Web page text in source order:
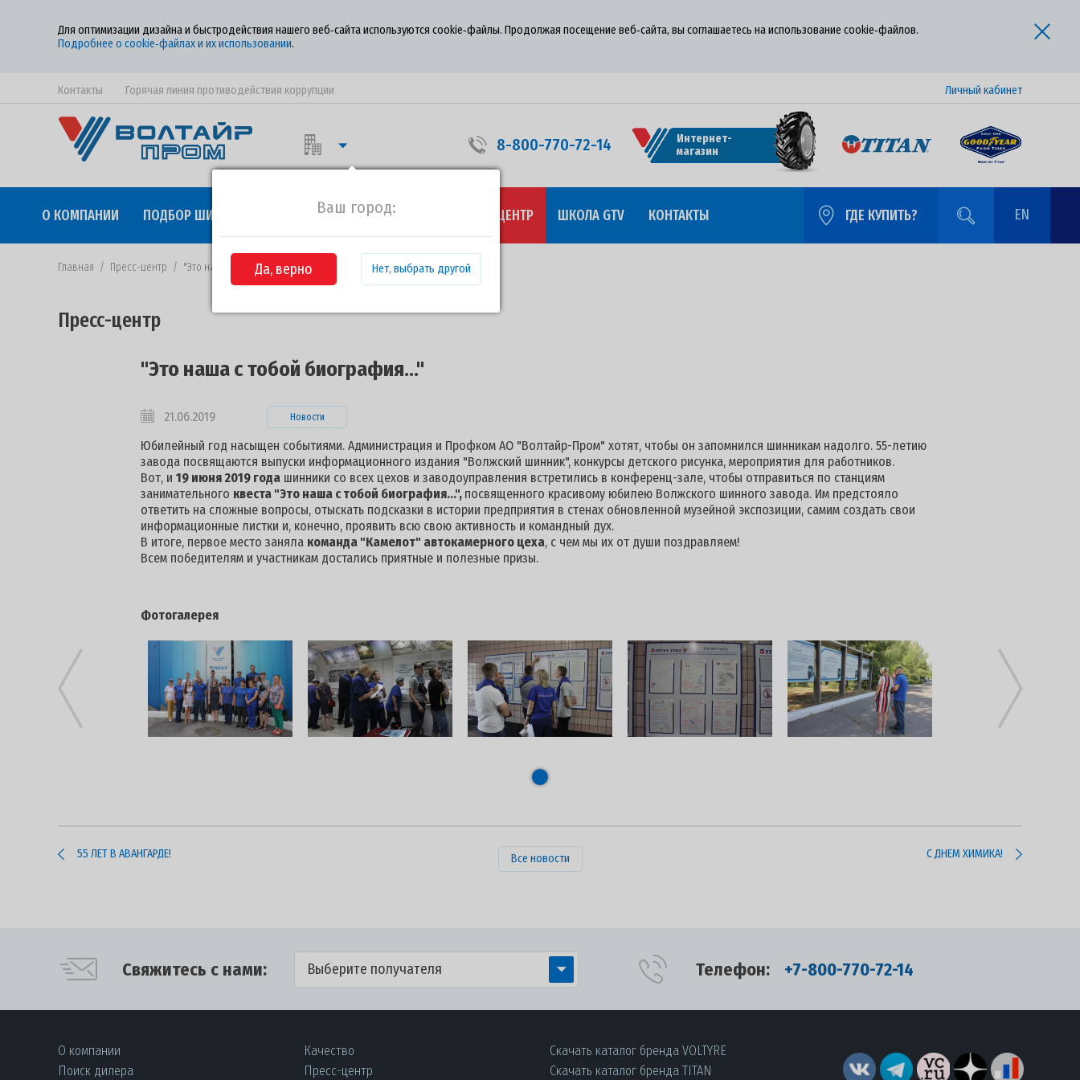
Для оптимизации дизайна и быстродействия нашего веб‑сайта используются cookie‑файлы. Продолжая посещение веб‑сайта, вы соглашаетесь на использование cookie‑файлов.
Подробнее о cookie‑файлах и их использовании.
Контакты Горячая линия противодействия коррупции Личный кабинет
Ваш город:
Да, верно Нет, выбрать другой
8-800-770-72-14
Интернет-
магазин
О КОМПАНИИ ПОДБОР ШИН СОТРУДНИЧЕСТВО ПРЕСС-ЦЕНТР ШКОЛА GTV КОНТАКТЫ ГДЕ КУПИТЬ? EN
Главная / Пресс-центр / "Это наша с тобой биография..."
Пресс-центр
"Это наша с тобой биография..."
21.06.2019 Новости
Юбилейный год насыщен событиями. Администрация и Профком АО "Волтайр-Пром" хотят, чтобы он запомнился шинникам надолго. 55-летию
завода посвящаются выпуски информационного издания "Волжский шинник", конкурсы детского рисунка, мероприятия для работников.
Вот, и 19 июня 2019 года шинники со всех цехов и заводоуправления встретились в конференц-зале, чтобы отправиться по станциям
занимательного квеста "Это наша с тобой биография...", посвященного красивому юбилею Волжского шинного завода. Им предстояло
ответить на сложные вопросы, отыскать подсказки в истории предприятия в стенах обновленной музейной экспозиции, самим создать свои
информационные листки и, конечно, проявить всю свою активность и командный дух.
В итоге, первое место заняла команда "Камелот" автокамерного цеха, с чем мы их от души поздравляем!
Всем победителям и участникам достались приятные и полезные призы.
Фотогалерея
55 ЛЕТ В АВАНГАРДЕ! С ДНЕМ ХИМИКА!
Все новости
Свяжитесь с нами: Выберите получателя Телефон: +7-800-770-72-14
О компании
Поиск дилера
Качество
Пресс-центр
Скачать каталог бренда VOLTYRE
Скачать каталог бренда TITAN